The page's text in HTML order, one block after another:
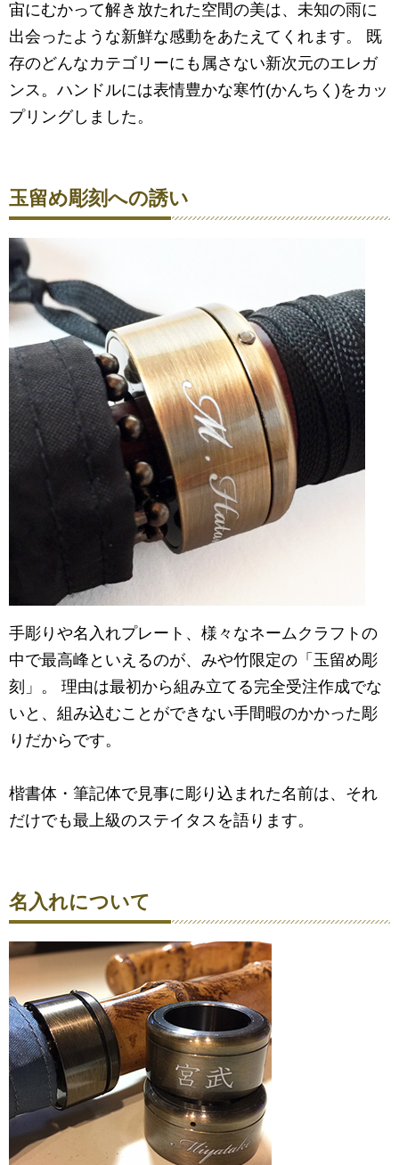
宙にむかって解き放たれた空間の美は、未知の雨に
出会ったような新鮮な感動をあたえてくれます。 既
存のどんなカテゴリーにも属さない新次元のエレガ
ンス。ハンドルには表情豊かな寒竹(かんちく)をカッ
プリングしました。
玉留め彫刻への誘い
手彫りや名入れプレート、様々なネームクラフトの
中で最高峰といえるのが、みや竹限定の「玉留め彫
刻」。 理由は最初から組み立てる完全受注作成でな
いと、組み込むことができない手間暇のかかった彫
りだからです。
楷書体・筆記体で見事に彫り込まれた名前は、それ
だけでも最上級のステイタスを語ります。
名入れについて